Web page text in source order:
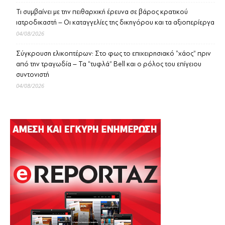
Τι συμβαίνει με την πειθαρχική έρευνα σε βάρος κρατικού
ιατροδικαστή – Οι καταγγελίες της δικηγόρου και τα αξιοπερίεργα
04/08/2026
Σύγκρουση ελικοπτέρων: Στο φως το επιχειρησιακό “χάος” πριν
από την τραγωδία – Τα “τυφλά” Bell και ο ρόλος του επίγειου
συντονιστή
04/08/2026